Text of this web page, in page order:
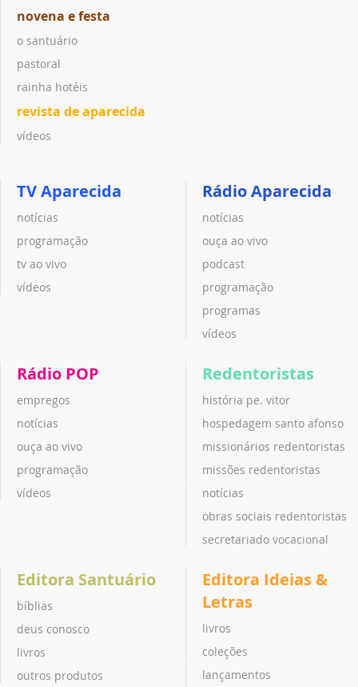
novena e festa
o santuário
pastoral
rainha hotéis
revista de aparecida
vídeos
TV Aparecida
notícias
programação
tv ao vivo
vídeos
Rádio Aparecida
notícias
ouça ao vivo
podcast
programação
programas
vídeos
Rádio POP
empregos
notícias
ouça ao vivo
programação
vídeos
Redentoristas
história pe. vitor
hospedagem santo afonso
missionários redentoristas
missões redentoristas
notícias
obras sociais redentoristas
secretariado vocacional
Editora Santuário
bíblias
deus conosco
livros
outros produtos
Editora Ideias &
Letras
livros
coleções
lançamentos